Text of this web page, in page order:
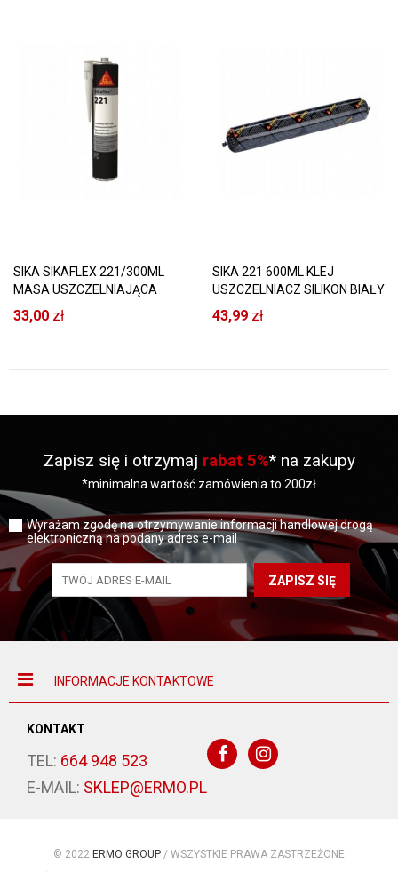
SIKA SIKAFLEX 221/300ML
MASA USZCZELNIAJĄCA
SZARA
33,00 zł
SIKA 221 600ML KLEJ
USZCZELNIACZ SILIKON BIAŁY
43,99 zł
Zapisz się i otrzymaj rabat 5%* na zakupy
*minimalna wartość zamówienia to 200zł
Wyrażam zgodę na otrzymywanie informacji handlowej drogą
elektroniczną na podany adres e-mail
ZAPISZ SIĘ
INFORMACJE KONTAKTOWE
KONTAKT
TEL: 664 948 523
E-MAIL: SKLEP@ERMO.PL
© 2022 ERMO GROUP / WSZYSTKIE PRAWA ZASTRZEŻONE